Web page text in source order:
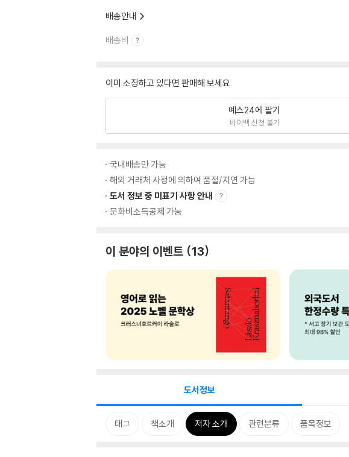
배송안내
배송비
이미 소장하고 있다면 판매해 보세요.
예스24에 팔기
바이백 신청 불가
국내배송만 가능
해외 거래처 사정에 의하여 품절/지연 가능
도서 정보 중 미표기 사항 안내
문화비소득공제 가능
이 분야의 이벤트 13
도서정보
태그 책소개 저자 소개 관련분류 품목정보